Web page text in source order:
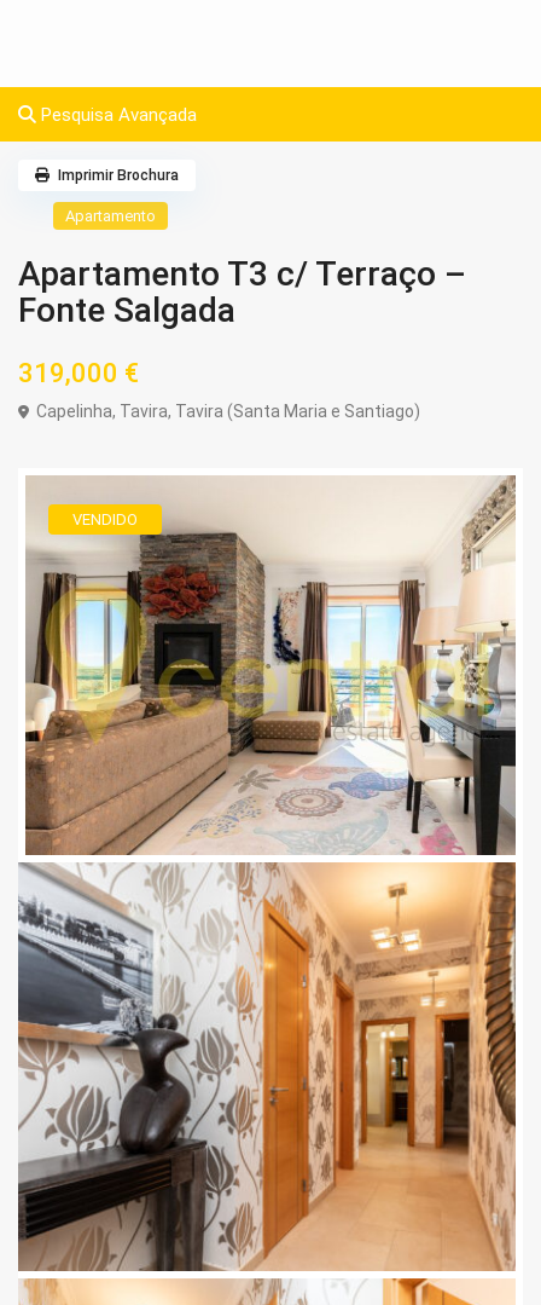
Pesquisa Avançada
Apartamento
Apartamento T3 c/ Terraço –
Fonte Salgada
319,000 €
Capelinha, Tavira, Tavira (Santa Maria e Santiago)
Imprimir Brochura
VENDIDO